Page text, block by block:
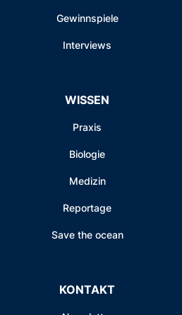
Gewinnspiele
Interviews
WISSEN
Praxis
Biologie
Medizin
Reportage
Save the ocean
KONTAKT